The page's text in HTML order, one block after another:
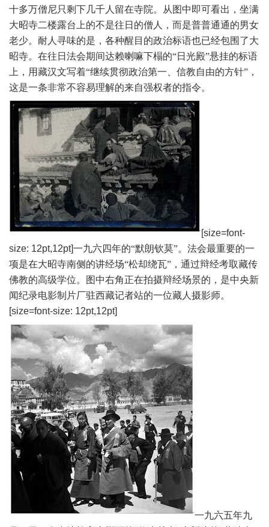
十多万僧尼只剩下几千人留在寺院。从图中即可看出，坐满
大昭寺二楼露台上的不是往日的僧人，而是普普通通的男女
老少。 耐人寻味的是，各种醒目的政治标语也已经包围了大
昭寺。在往日法会期间达赖喇嘛下榻的“日光殿”悬挂的标语
上，用藏汉文写着“继续贯彻政治第一、信教自由的方针”，
这是一条非常不容易理解的来自强权者的指令。
[size=font-
size: 12pt,12pt]一九六四年的“默朗钦莫”。法会最重要的一
项是在大昭寺南侧的讲经场“松却绕瓦”，通过辩经考取藏传
佛教的高级学位。图中右角正在拍摄辩经场景的，是中央新
闻纪录电影制片厂驻西藏记者站的一位藏人摄影师。
[size=font-size: 12pt,12pt]
一九六五年九